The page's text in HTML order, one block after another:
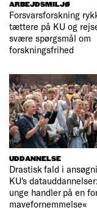
ARBEJDSMILJØ
Forsvarsforskning
tættere på KU og
svære spørgsmål om
forskningsfrihed
UDDANNELSE
Drastisk fald i
KU's
unge handler på en
mavefornemmelse«